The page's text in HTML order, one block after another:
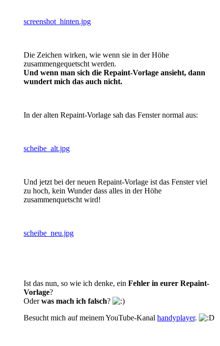
screenshot_hinten.jpg
Die Zeichen wirken, wie wenn sie in der Höhe
zusammengequetscht werden.
Und wenn man sich die Repaint-Vorlage ansieht, dann
wundert mich das auch nicht.
In der alten Repaint-Vorlage sah das Fenster normal aus:
scheibe_alt.jpg
Und jetzt bei der neuen Repaint-Vorlage ist das Fenster viel
zu hoch, kein Wunder dass alles in der Höhe
zusammenquetscht wird!
scheibe_neu.jpg
Ist das nun, so wie ich denke, ein Fehler in eurer Repaint-
Vorlage?
Oderwas mach ich falsch?
Besucht mich auf meinem YouTube-Kanal handyplayer.